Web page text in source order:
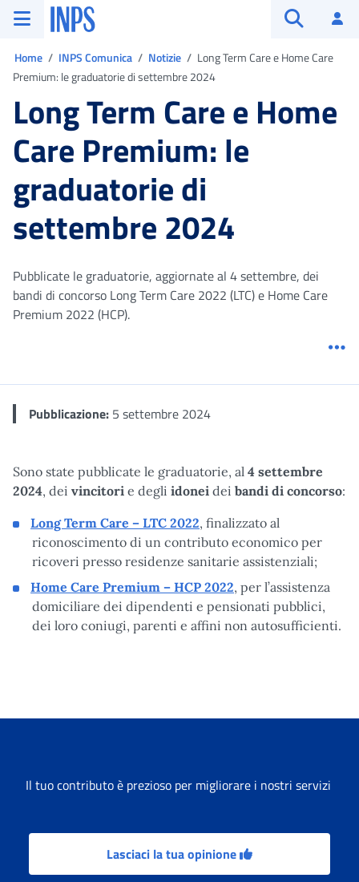
Vai al menu principale
Vai al contenuto principale
Vai al pie' di pagina
INPS ()
Home INPS Comunica Notizie
Long Term Care e Home Care
Premium: le graduatorie di settembre 2024
Long Term Care e Home
Care Premium: le
graduatorie di
settembre 2024
Pubblicate le graduatorie, aggiornate al 4 settembre, dei
bandi di concorso Long Term Care 2022 (LTC) e Home Care
Premium 2022 (HCP).
Pubblicazione: 5 settembre 2024
Sono state pubblicate le graduatorie, al 4 settembre
2024, dei vincitori e degli idonei dei bandi di concorso:
Long Term Care – LTC 2022, finalizzato al
riconoscimento di un contributo economico per
ricoveri presso residenze sanitarie assistenziali;
Home Care Premium – HCP 2022, per l’assistenza
domiciliare dei dipendenti e pensionati pubblici,
dei loro coniugi, parenti e affini non autosufficienti.
Il tuo contributo è prezioso per migliorare i nostri servizi
Lasciaci la tua opinione